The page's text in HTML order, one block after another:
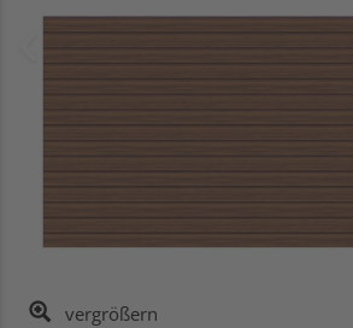
vergrößern